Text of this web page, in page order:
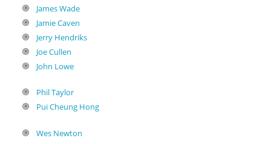
James Wade
Jamie Caven
Jerry Hendriks
Joe Cullen
John Lowe
Phil Taylor
Pui Cheung Hong
Wes Newton